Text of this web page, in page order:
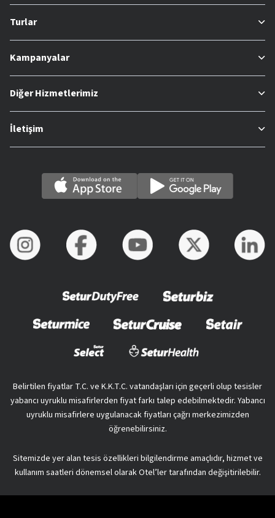
Turlar
Kampanyalar
Diğer Hizmetlerimiz
İletişim
Belirtilen fiyatlar T.C. ve K.K.T.C. vatandaşları için geçerli olup tesisler
yabancı uyruklu misafirlerden fiyat farkı talep edebilmektedir. Yabancı
uyruklu misafirlere uygulanacak fiyatları çağrı merkezimizden
öğrenebilirsiniz.
Sitemizde yer alan tesis özellikleri bilgilendirme amaçlıdır, hizmet ve
kullanım saatleri dönemsel olarak Otel’ler tarafından değişitirilebilir.